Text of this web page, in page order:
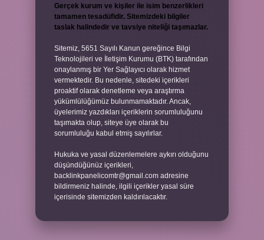
Gerçek kurum ve kişiler ile isim benzerlikleri
tamamen tesadüfidir. Sitemizdeki bilgiler
taslak halindedir ve tavsiye niteliği taşımazlar.
Sitemiz, 5651 Sayılı Kanun gereğince Bilgi
Teknolojileri ve İletişim Kurumu (BTK) tarafından
onaylanmış bir Yer Sağlayıcı olarak hizmet
vermektedir. Bu nedenle, sitedeki içerikleri
proaktif olarak denetleme veya araştırma
yükümlülüğümüz bulunmamaktadır. Ancak,
üyelerimiz yazdıkları içeriklerin sorumluluğunu
taşımakta olup, siteye üye olarak bu
sorumluluğu kabul etmiş sayılırlar.
Hukuka ve yasal düzenlemelere aykırı olduğunu
düşündüğünüz içerikleri,
backlinkpanelicomtr@gmail.com adresine
bildirmeniz halinde, ilgili içerikler yasal süre
içerisinde sitemizden kaldırılacaktır.